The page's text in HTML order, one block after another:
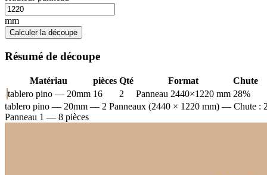
mm
Calculer la découpe
Résumé de découpe
Matériau pièces Qté Format
Chute
tablero pino — 20mm 16 2 Panneau 2440×1220 mm 28%
tablero pino — 20mm — 2 Panneaux (2440 × 1220 mm) — Chute :
Panneau 1 — 8 pièces